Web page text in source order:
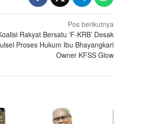
Pos berikutnya
Rakyat Bersatu ‘F-KRB’ Desak
Proses Hukum Ibu Bhayangkari
Owner KFSS Glow